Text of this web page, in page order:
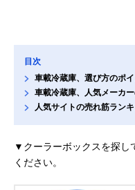
目次
車載冷蔵庫、選び方のポイ
車載冷蔵庫、人気メーカ
人気サイトの売れ筋ラン
▼クーラーボックスを探し
ください。